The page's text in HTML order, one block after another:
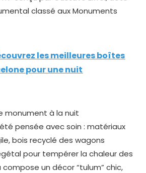
classé aux Monuments
les meilleures boîtes
pour une nuit
monument à la nuit
pensée avec soin : matériaux
bois recyclé des wagons
pour tempérer la chaleur des
un décor “tulum” chic,